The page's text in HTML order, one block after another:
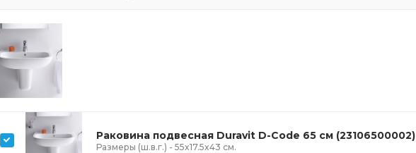
Раковина подвесная Duravit D-Code 65 см (23106500002)
Размеры (ш.в.г.) - 55x17.5x43 см.